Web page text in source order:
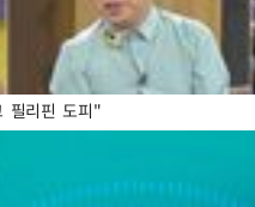
필리핀 도피"